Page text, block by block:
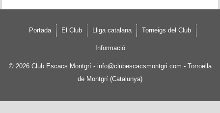
Portada El Club Lliga catalana Torneigs del Club
Informació
© 2026 Club Escacs Montgrí- info@clubescacsmontgri.com - Torroella
de Montgrí (Catalunya)